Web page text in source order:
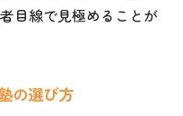
目線で見極めることが
の選び方